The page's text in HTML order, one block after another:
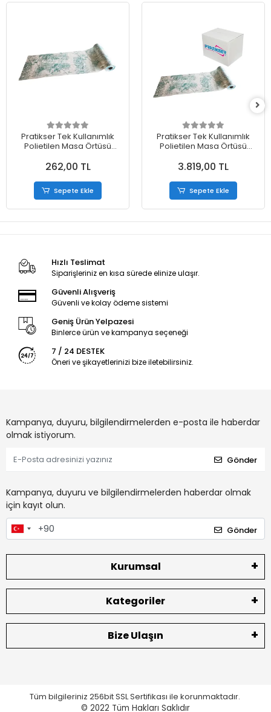
Pratikser Tek Kullanımlık
Polietilen Masa Örtüsü
50Ad/Rulo
262,00 TL
Sepete Ekle
Pratikser Tek Kullanımlık
Polietilen Masa Örtüsü
50Ad/Rulo - Koli
3.819,00 TL
Sepete Ekle
Hızlı Teslimat
Siparişleriniz en kısa sürede elinize ulaşır.
Güvenli Alışveriş
Güvenli ve kolay ödeme sistemi
Geniş Ürün Yelpazesi
Binlerce ürün ve kampanya seçeneği
7 / 24 DESTEK
Öneri ve şikayetlerinizi bize iletebilirsiniz.
Kampanya, duyuru, bilgilendirmelerden e-posta ile haberdar
olmak istiyorum.
Gönder
Kampanya, duyuru ve bilgilendirmelerden haberdar olmak
için kayıt olun.
Gönder
Kurumsal
Kategoriler
Bize Ulaşın
Tüm bilgileriniz 256bit SSL Sertifikası ile korunmaktadır.
© 2022 Tüm Hakları Saklıdır